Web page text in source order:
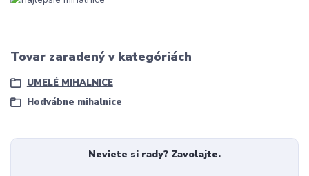
Tovar zaradený v kategóriách
UMELÉ MIHALNICE
Hodvábne mihalnice
Neviete si rady? Zavolajte.